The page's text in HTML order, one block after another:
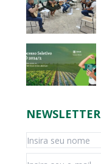
NEWSLETTER